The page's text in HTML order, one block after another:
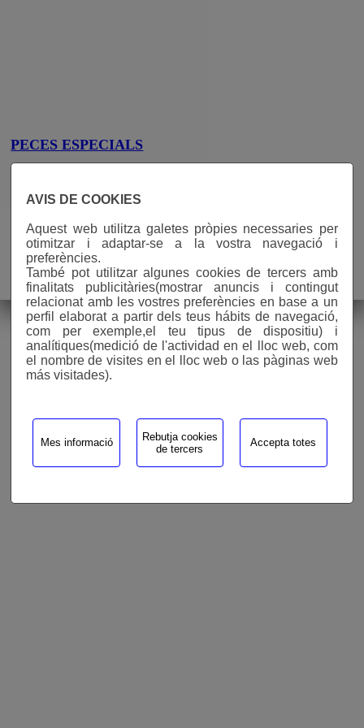
AVIS DE COOKIES
Aquest web utilitza galetes pròpies necessaries per
otimitzar i adaptar-se a la vostra navegació i
preferències.
També pot utilitzar algunes cookies de tercers amb
finalitats publicitàries(mostrar anuncis i contingut
relacionat amb les vostres preferències en base a un
perfil elaborat a partir dels teus hábits de navegació,
com per exemple,el teu tipus de dispositiu) i
analítiques(medició de l'actividad en el lloc web, com
el nombre de visites en el lloc web o las pàginas web
más visitades).
Mes informació
Rebutja cookies
de tercers
Accepta totes
PECES ESPECIALS
PECES ESPECIALS
Avís legal
n° visites: 588753